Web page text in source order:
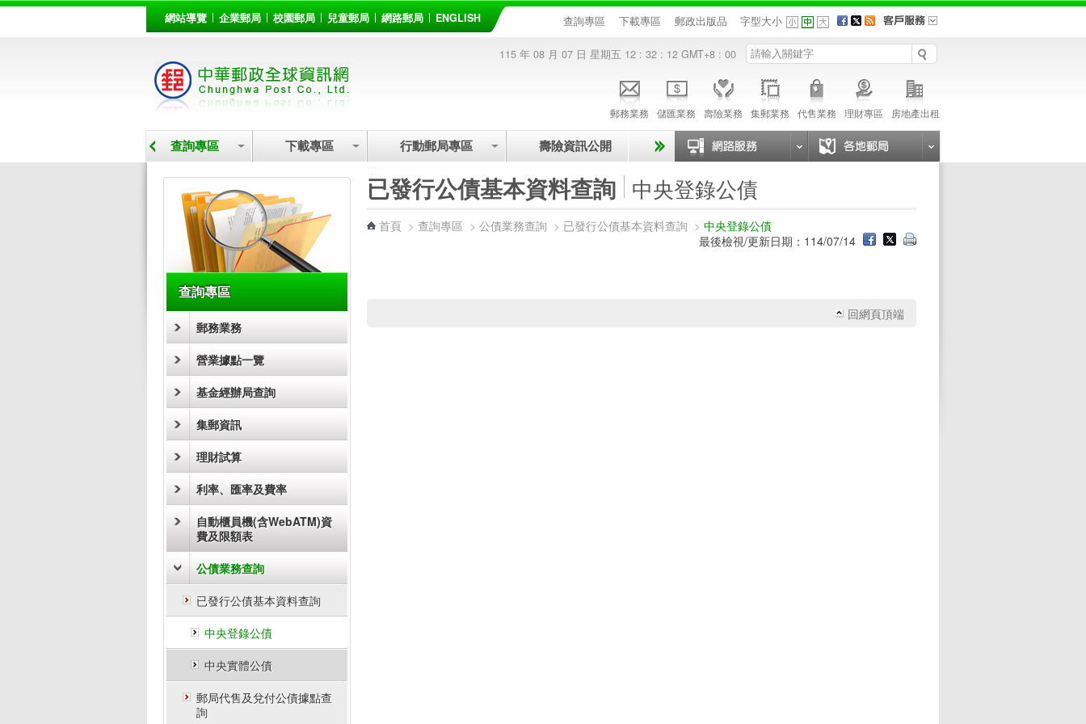
::: 網站導覽 企業郵局 校園郵局 兒童郵局 網路郵局 ENGLISH 查詢專區 下載專區 郵政出版品 字型大小
115 年 08 月 07 日 星期五 12 : 32 : 13 GMT+8 : 00
郵務業務 儲匯業務 壽險業務 集郵業務 代售業務 理財專區 房地產出租
查詢專區 下載專區 行動郵局專區 壽險資訊公開
查詢專區
郵務業務
營業據點一覽
基金經辦局查詢
集郵資訊
理財試算
利率、匯率及費率
自動櫃員機(含WebATM)資
費及限額表
公債業務查詢
已發行公債基本資料查詢
中央登錄公債
中央實體公債
郵局代售及兌付公債據點查
詢
已發行公債基本資料查詢 中央登錄公債
首頁 > 查詢專區 > 公債業務查詢 > 已發行公債基本資料查詢 > 中央登錄公債
最後檢視/更新日期：114/07/14
回網頁頂端